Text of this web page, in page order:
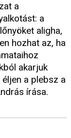
a
a
aligha,
hozhat az, ha
akarjuk
a plebsz a
írása.